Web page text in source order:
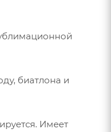
биатлона и
Имеет